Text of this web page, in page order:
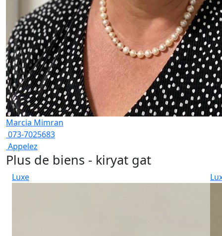
Marcia Mimran
073-7025683
Appelez
Plus de biens - kiryat gat
Luxe